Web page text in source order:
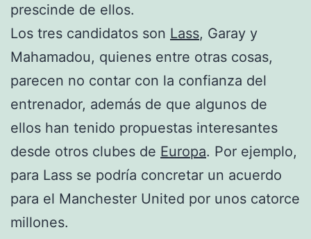
prescinde de ellos.
Los tres candidatos son Lass, Garay y
Mahamadou, quienes entre otras cosas,
parecen no contar con la confianza del
entrenador, además de que algunos de
ellos han tenido propuestas interesantes
desde otros clubes de Europa. Por ejemplo,
para Lass se podría concretar un acuerdo
para el Manchester United por unos catorce
millones.